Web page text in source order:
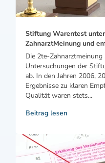
Stiftung Warentest
ZahnarztMeinung und
Die 2te-
Untersuchungen der
ab. In den Jahren 2006,
Ergebnisse zu klaren
Qualität waren stets...
Beitrag lesen